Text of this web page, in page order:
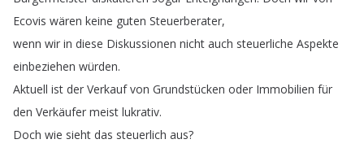
Ecovis wären keine guten Steuerberater,
wenn wir in diese Diskussionen nicht auch steuerliche Aspekte
einbeziehen würden.
Aktuell ist der Verkauf von Grundstücken oder Immobilien für
den Verkäufer meist lukrativ.
Doch wie sieht das steuerlich aus?